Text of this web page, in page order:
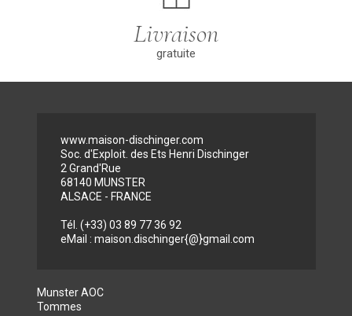
délais de
24H/48H.
Livraison
gratuite
www.maison-dischinger.com
Soc. d'Exploit. des Ets Henri Dischinger
2 Grand'Rue
68140 MUNSTER
ALSACE - FRANCE
Tél. (+33) 03 89 77 36 92
eMail : maison.dischinger{@}gmail.com
Munster AOC
Tommes